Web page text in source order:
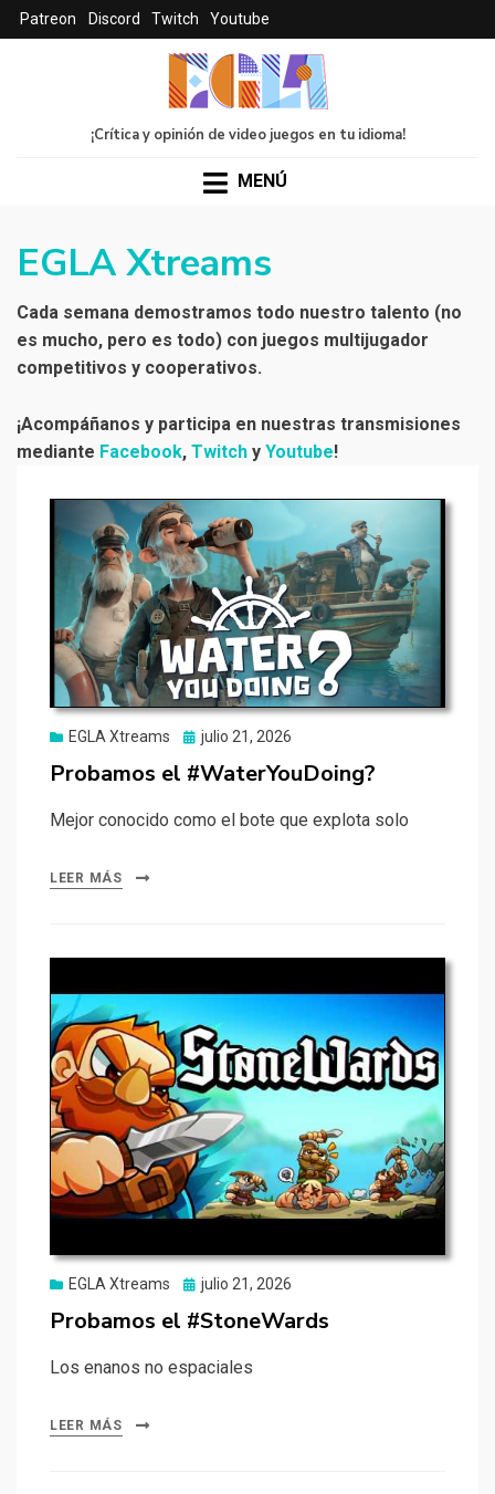
Patreon Discord Twitch Youtube
¡Crítica y opinión de video juegos en tu idioma!
MENÚ
EGLA Xtreams
Cada semana demostramos todo nuestro talento (no
es mucho, pero es todo) con juegos multijugador
competitivos y cooperativos.
¡Acompáñanos y participa en nuestras transmisiones
mediante Facebook, Twitch y Youtube!
EGLA Xtreams
Publicado
julio 21, 2026
Probamos el #WaterYouDoing?
Mejor conocido como el bote que explota solo
LEER MÁS
EGLA Xtreams
Publicado
julio 21, 2026
Probamos el #StoneWards
Los enanos no espaciales
LEER MÁS